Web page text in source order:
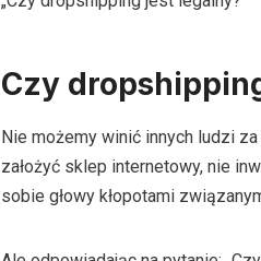
Czy
Nie możemy winić innych ludzi
założyć sklep internetowy, nie
sobie głowy kłopotami